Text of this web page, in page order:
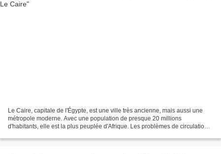
Le Caire, capitale de l'Égypte, est une ville très ancienne, mais aussi une
métropole moderne. Avec une population de presque 20 millions
d'habitants, elle est la plus peuplée d'Afrique. Les problèmes de circulation